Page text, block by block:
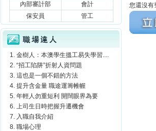
您還沒有
立刻注冊
內部審計部
會計
保安員
管工
職場達人
金樹人：本澳學生搵工易失學習....
“招工陷阱”折射人資問題
這也是一個不錯的方法
提升含金量 職途運籌帷幄
年輕人勿重短利 開闊眼界為要
上司生日時把握升遷機會
入職自我介紹
職場心理